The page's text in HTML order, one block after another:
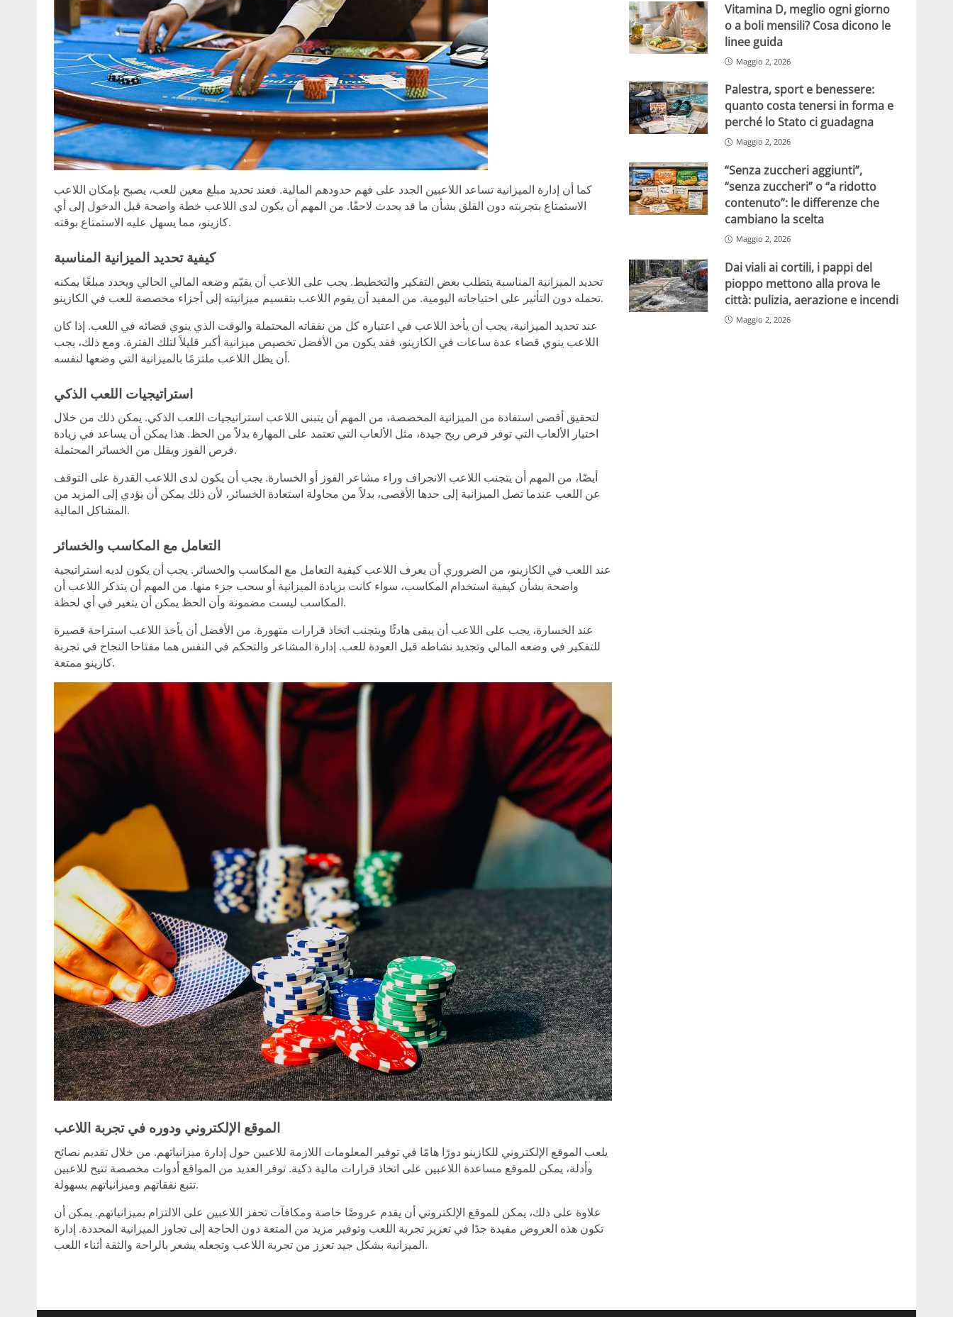
كما أن إدارة الميزانية تساعد اللاعبين الجدد على فهم حدودهم المالية. فعند تحديد مبلغ معين للعب، يصبح بإمكان اللاعب
الاستمتاع بتجربته دون القلق بشأن ما قد يحدث لاحقًا. من المهم أن يكون لدى اللاعب خطة واضحة قبل الدخول إلى أي
كازينو، مما يسهل عليه الاستمتاع بوقته.
كيفية تحديد الميزانية المناسبة
تحديد الميزانية المناسبة يتطلب بعض التفكير والتخطيط. يجب على اللاعب أن يقيّم وضعه المالي الحالي ويحدد مبلغًا يمكنه
تحمله دون التأثير على احتياجاته اليومية. من المفيد أن يقوم اللاعب بتقسيم ميزانيته إلى أجزاء مخصصة للعب في الكازينو.
عند تحديد الميزانية، يجب أن يأخذ اللاعب في اعتباره كل من نفقاته المحتملة والوقت الذي ينوي قضائه في اللعب. إذا كان
اللاعب ينوي قضاء عدة ساعات في الكازينو، فقد يكون من الأفضل تخصيص ميزانية أكبر قليلاً لتلك الفترة. ومع ذلك، يجب
أن يظل اللاعب ملتزمًا بالميزانية التي وضعها لنفسه.
استراتيجيات اللعب الذكي
لتحقيق أقصى استفادة من الميزانية المخصصة، من المهم أن يتبنى اللاعب استراتيجيات اللعب الذكي. يمكن ذلك من خلال
اختيار الألعاب التي توفر فرص ربح جيدة، مثل الألعاب التي تعتمد على المهارة بدلاً من الحظ. هذا يمكن أن يساعد في زيادة
فرص الفوز ويقلل من الخسائر المحتملة.
أيضًا، من المهم أن يتجنب اللاعب الانجراف وراء مشاعر الفوز أو الخسارة. يجب أن يكون لدى اللاعب القدرة على التوقف
عن اللعب عندما تصل الميزانية إلى حدها الأقصى، بدلاً من محاولة استعادة الخسائر، لأن ذلك يمكن أن يؤدي إلى المزيد من
المشاكل المالية.
التعامل مع المكاسب والخسائر
عند اللعب في الكازينو، من الضروري أن يعرف اللاعب كيفية التعامل مع المكاسب والخسائر. يجب أن يكون لديه استراتيجية
واضحة بشأن كيفية استخدام المكاسب، سواء كانت بزيادة الميزانية أو سحب جزء منها. من المهم أن يتذكر اللاعب أن
المكاسب ليست مضمونة وأن الحظ يمكن أن يتغير في أي لحظة.
عند الخسارة، يجب على اللاعب أن يبقى هادئًا ويتجنب اتخاذ قرارات متهورة. من الأفضل أن يأخذ اللاعب استراحة قصيرة
للتفكير في وضعه المالي وتجديد نشاطه قبل العودة للعب. إدارة المشاعر والتحكم في النفس هما مفتاحا النجاح في تجربة
كازينو ممتعة.
الموقع الإلكتروني ودوره في تجربة اللاعب
يلعب الموقع الإلكتروني للكازينو دورًا هامًا في توفير المعلومات اللازمة للاعبين حول إدارة ميزانياتهم. من خلال تقديم نصائح
وأدلة، يمكن للموقع مساعدة اللاعبين على اتخاذ قرارات مالية ذكية. توفر العديد من المواقع أدوات مخصصة تتيح للاعبين
تتبع نفقاتهم وميزانياتهم بسهولة.
علاوة على ذلك، يمكن للموقع الإلكتروني أن يقدم عروضًا خاصة ومكافآت تحفز اللاعبين على الالتزام بميزانياتهم. يمكن أن
تكون هذه العروض مفيدة جدًا في تعزيز تجربة اللعب وتوفير مزيد من المتعة دون الحاجة إلى تجاوز الميزانية المحددة. إدارة
الميزانية بشكل جيد تعزز من تجربة اللاعب وتجعله يشعر بالراحة والثقة أثناء اللعب.
Vitamina D, meglio ogni giorno
o a boli mensili? Cosa dicono le
linee guida
Maggio 2, 2026
Palestra, sport e benessere:
quanto costa tenersi in forma e
perché lo Stato ci guadagna
Maggio 2, 2026
“Senza zuccheri aggiunti”,
“senza zuccheri” o “a ridotto
contenuto”: le differenze che
cambiano la scelta
Maggio 2, 2026
Dai viali ai cortili, i pappi del
pioppo mettono alla prova le
città: pulizia, aerazione e incendi
Maggio 2, 2026